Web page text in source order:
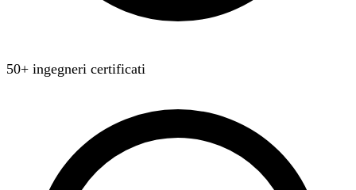
50+ ingegneri certificati